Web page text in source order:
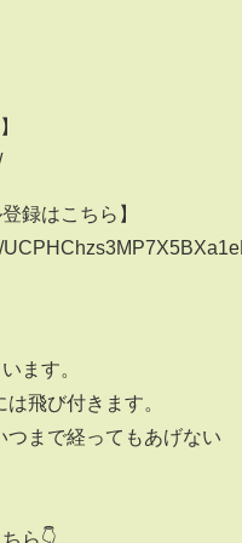
録はこちら】
ます。
飛び付きます。
つまで経ってもあげない
ら👇